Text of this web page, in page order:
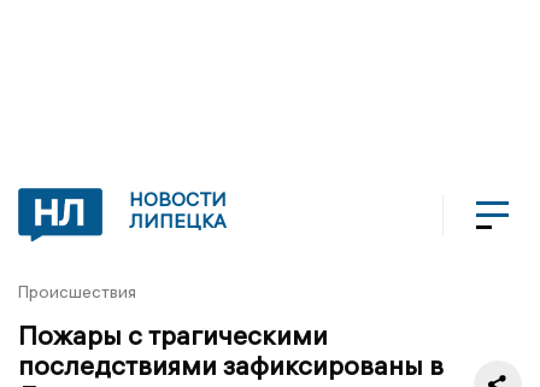
НОВОСТИ
ЛИПЕЦКА
Происшествия
Пожары с трагическими
последствиями зафиксированы в